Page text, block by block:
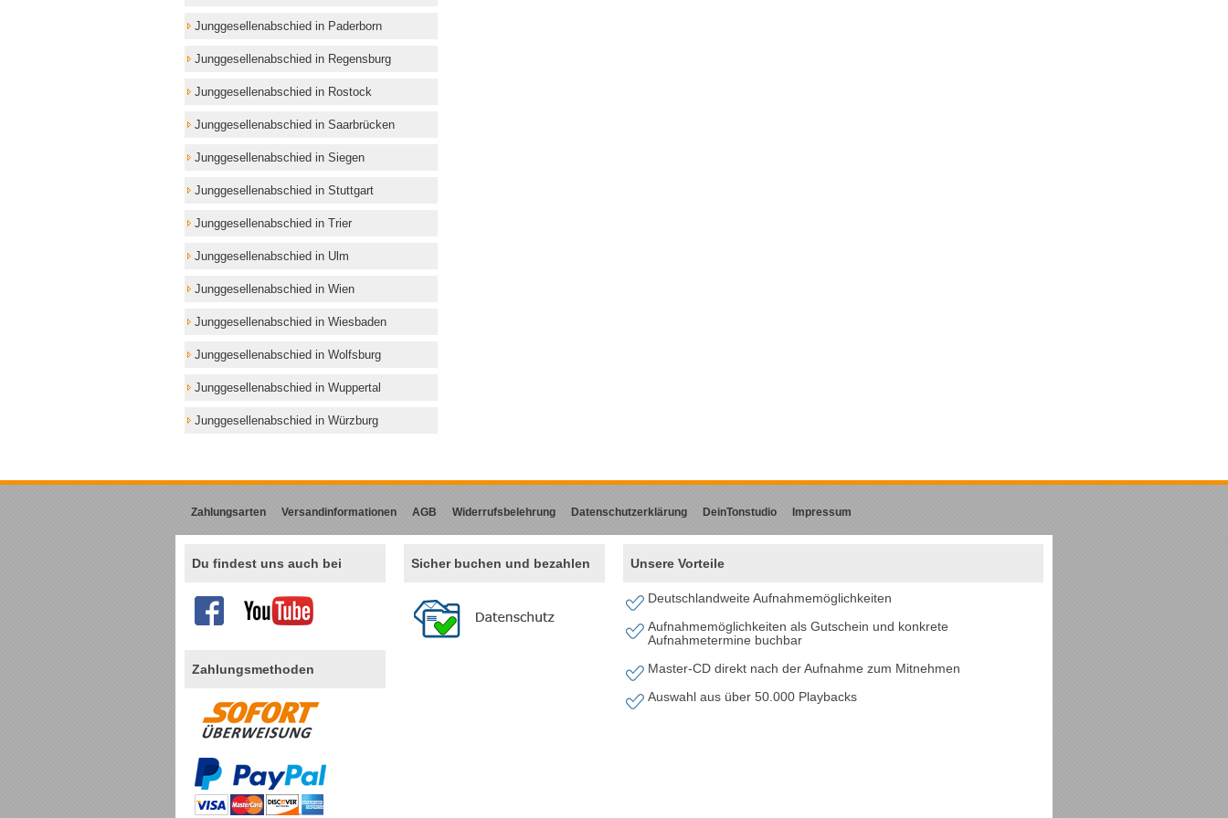
Junggesellenabschied in Paderborn
Junggesellenabschied in Regensburg
Junggesellenabschied in Rostock
Junggesellenabschied in Saarbrücken
Junggesellenabschied in Siegen
Junggesellenabschied in Stuttgart
Junggesellenabschied in Trier
Junggesellenabschied in Ulm
Junggesellenabschied in Wien
Junggesellenabschied in Wiesbaden
Junggesellenabschied in Wolfsburg
Junggesellenabschied in Wuppertal
Junggesellenabschied in Würzburg
Zahlungsarten Versandinformationen AGB Widerrufsbelehrung Datenschutzerklärung DeinTonstudio Impressum
Du findest uns auch bei
Zahlungsmethoden
Sicher buchen und bezahlen Unsere Vorteile
Deutschlandweite Aufnahmemöglichkeiten
Aufnahmemöglichkeiten als Gutschein und konkrete
Aufnahmetermine buchbar
Master-CD direkt nach der Aufnahme zum Mitnehmen
Auswahl aus über 50.000 Playbacks